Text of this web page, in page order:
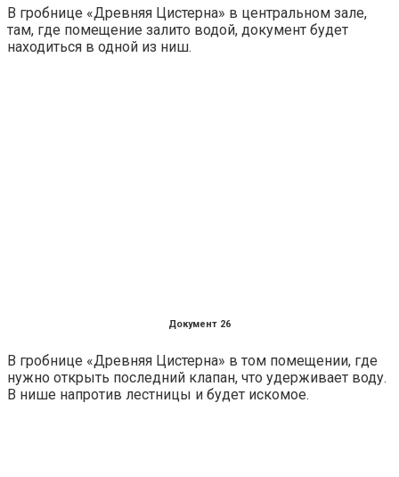
В гробнице «Древняя Цистерна» в центральном зале,
там, где помещение залито водой, документ будет
находиться в одной из ниш.
Документ 26
В гробнице «Древняя Цистерна» в том помещении, где
нужно открыть последний клапан, что удерживает воду.
В нише напротив лестницы и будет искомое.